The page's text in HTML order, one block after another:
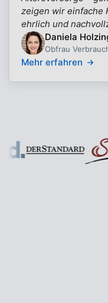
zeigen wir einfache
ehrlich und
Daniela
Obfrau
Mehr erfahren